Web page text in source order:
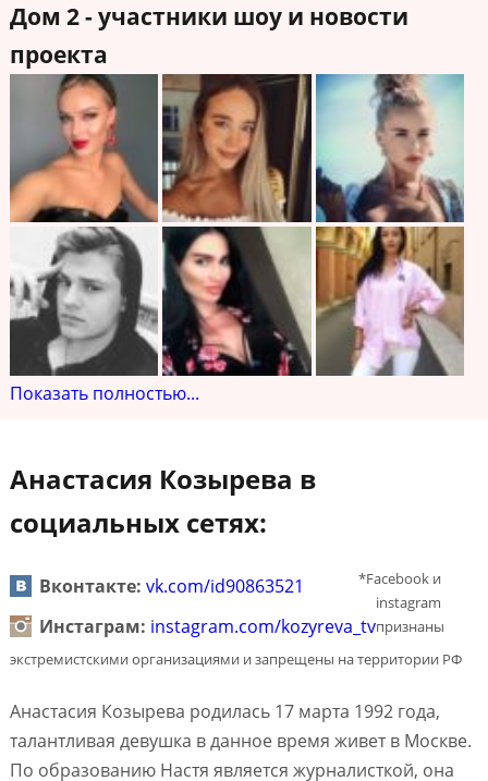
Дом 2 - участники шоу и новости
проекта
Показать полностью...
Анастасия Козырева в
социальных сетях:
Вконтакте: vk.com/id90863521
Инстаграм: instagram.com/kozyreva_tv
*Facebook и
instagram
признаны
экстремистскими организациями и запрещены на территории РФ
Анастасия Козырева родилась 17 марта 1992 года,
талантливая девушка в данное время живет в Москве.
По образованию Настя является журналисткой, она